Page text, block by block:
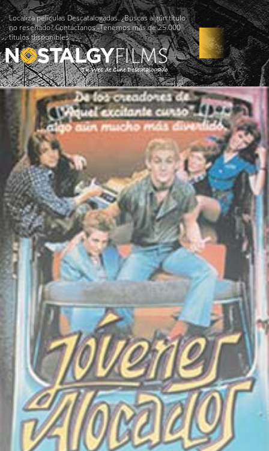
Localiza películas Descatalogadas. ¿Buscas algún título
no reseñado? Contáctanos -Tenemos más de 25.000
títulos disponibles!